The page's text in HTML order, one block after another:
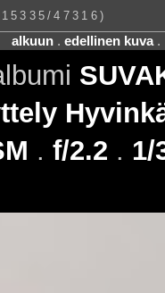
47316)
alkuun. edellinen kuva.
. f/2.2 . 1/